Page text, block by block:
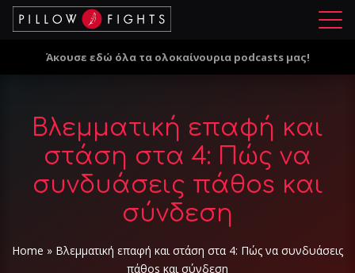
Μ
ο
Άκουσε εδώ όλα τα ολοκαίνουρια podcasts μας!
Βλεμματική επαφή και
στάση στα 4: Πώς να
συνδυάσεις πάθos και
σύνδεση
Home » Βλεμματική επαφή και στάση στα 4: Πώς να συνδυάσεις
πάθos και σύνδεση